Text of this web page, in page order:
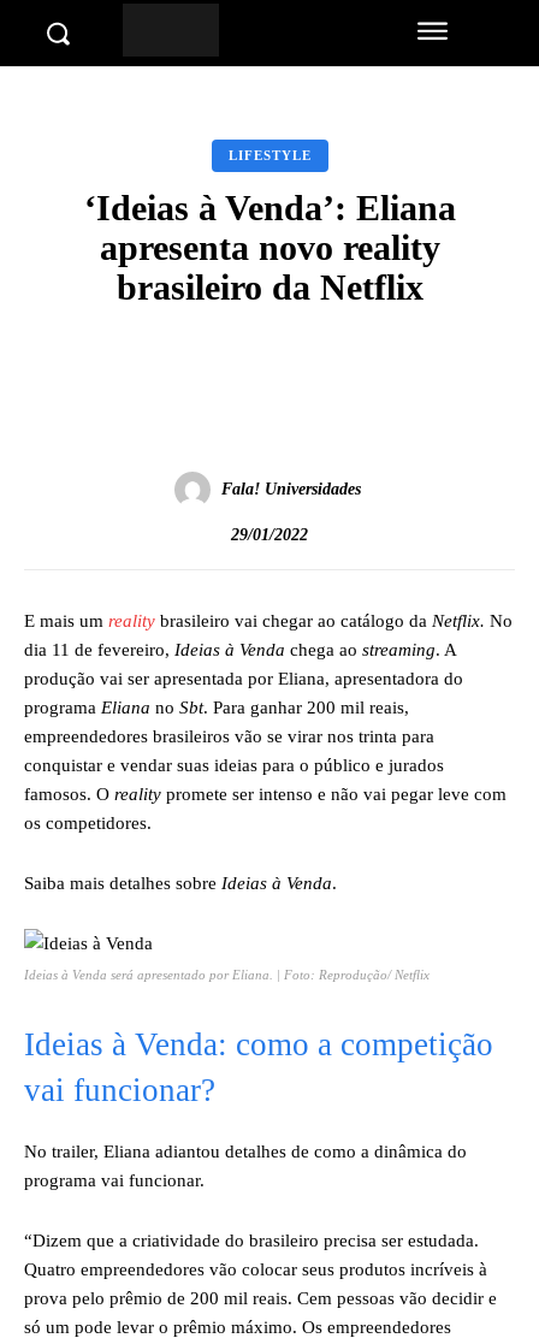
LIFESTYLE
‘Ideias à Venda’: Eliana
apresenta novo reality
brasileiro da Netflix
Fala! Universidades
29/01/2022
E mais um reality brasileiro vai chegar ao catálogo da Netflix. No
dia 11 de fevereiro, Ideias à Venda chega ao streaming. A
produção vai ser apresentada por Eliana, apresentadora do
programa Eliana no Sbt. Para ganhar 200 mil reais,
empreendedores brasileiros vão se virar nos trinta para
conquistar e vendar suas ideias para o público e jurados
famosos. O reality promete ser intenso e não vai pegar leve com
os competidores.
Saiba mais detalhes sobre Ideias à Venda.
Ideias à Venda será apresentado por Eliana. | Foto: Reprodução/ Netflix
Ideias à Venda: como a competição
vai funcionar?
No trailer, Eliana adiantou detalhes de como a dinâmica do
programa vai funcionar.
“Dizem que a criatividade do brasileiro precisa ser estudada.
Quatro empreendedores vão colocar seus produtos incríveis à
prova pelo prêmio de 200 mil reais. Cem pessoas vão decidir e
só um pode levar o prêmio máximo. Os empreendedores